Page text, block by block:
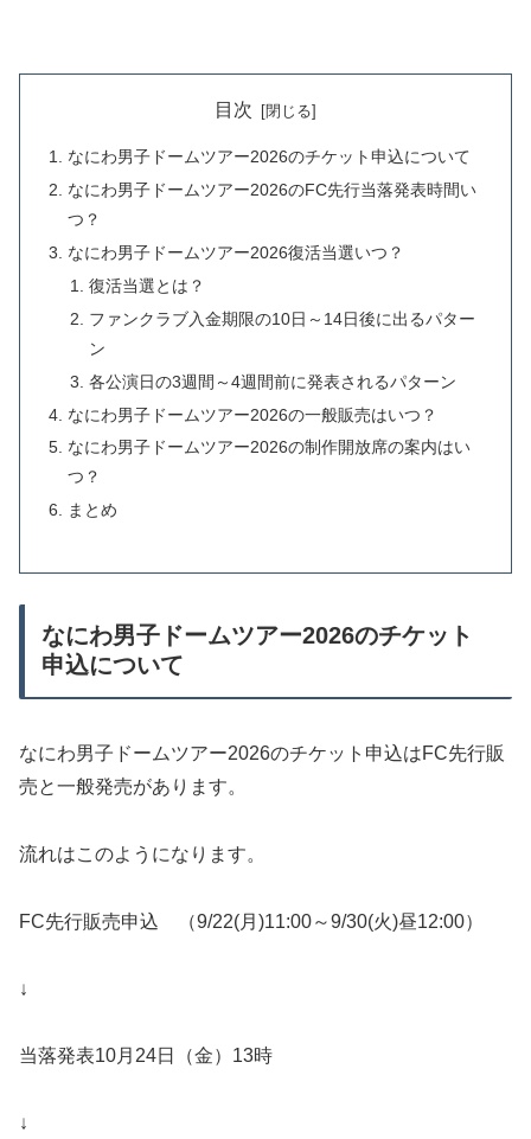
目次
なにわ男子ドームツアー2026のチケット申込について
なにわ男子ドームツアー2026のFC先行当落発表時間い
つ？
なにわ男子ドームツアー2026復活当選いつ？
復活当選とは？
ファンクラブ入金期限の10日～14日後に出るパター
ン
各公演日の3週間～4週間前に発表されるパターン
なにわ男子ドームツアー2026の一般販売はいつ？
なにわ男子ドームツアー2026の制作開放席の案内はい
つ？
まとめ
なにわ男子ドームツアー2026のチケット
申込について
なにわ男子ドームツアー2026のチケット申込はFC先行販
売と一般発売があります。
流れはこのようになります。
FC先行販売申込 （9/22(月)11:00～9/30(火)昼12:00）
↓
当落発表10月24日（金）13時
↓